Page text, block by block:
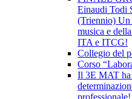
Einaudi Todi
(Triennio) Un
musica e
ITA e ITCG!
Collegio del
Corso
Il 3E MAT ha